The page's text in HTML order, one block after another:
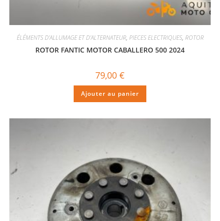
ÉLÉMENTS D'ALLUMAGE ET D'ALTERNATEUR, PIECES ELECTRIQUES, ROTOR
ROTOR FANTIC MOTOR CABALLERO 500 2024
79,00 €
Ajouter au panier